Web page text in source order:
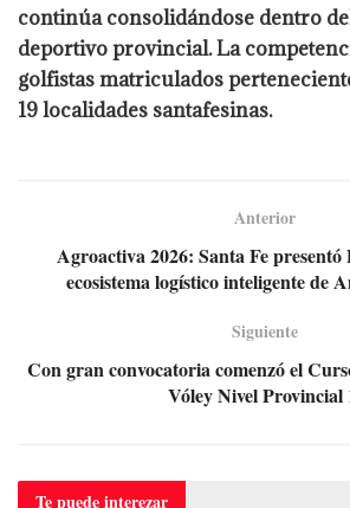
continúa consolidándose dentro
deportivo provincial. La
golfistas matriculados
19 localidades santafesinas.
Anterior
Agroactiva 2026: Santa Fe
ecosistema logístico inteligente de
Siguiente
Con gran convocatoria comenzó el
Vóley Nivel Provincial
Te puedeinterezar